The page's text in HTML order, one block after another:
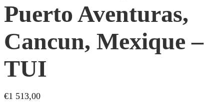
Puerto Aventuras,
Cancun, Mexique –
TUI
€1 513,00